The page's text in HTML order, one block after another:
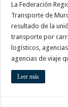
La Federación
Transporte de
resultado de la
transporte por
logísticos,
agencias de viaje
Leer más